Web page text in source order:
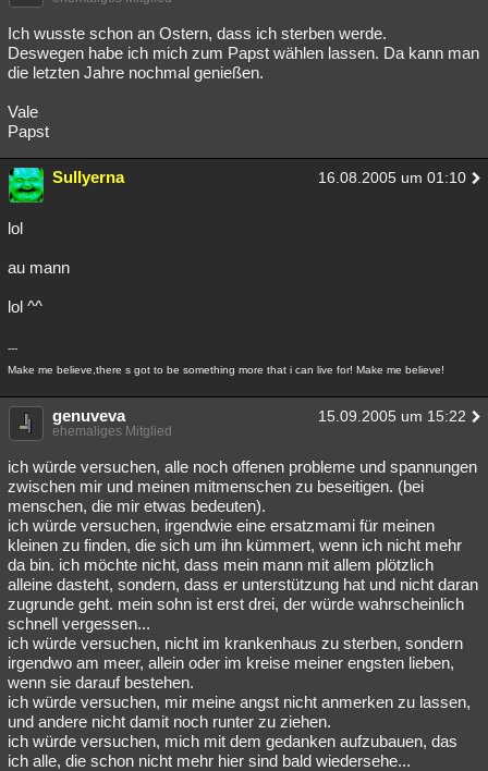
Ich wusste schon an Ostern, dass ich sterben werde.
Deswegen habe ich mich zum Papst wählen lassen. Da kann man
die letzten Jahre nochmal genießen.
Vale
Papst
Sullyerna 16.08.2005 um 01:10
lol
au mann
lol ^^
---
Make me believe,there s got to be something more that i can live for! Make me believe!
genuveva 15.09.2005 um 15:22
ehemaliges Mitglied
ich würde versuchen, alle noch offenen probleme und spannungen
zwischen mir und meinen mitmenschen zu beseitigen. (bei
menschen, die mir etwas bedeuten).
ich würde versuchen, irgendwie eine ersatzmami für meinen
kleinen zu finden, die sich um ihn kümmert, wenn ich nicht mehr
da bin. ich möchte nicht, dass mein mann mit allem plötzlich
alleine dasteht, sondern, dass er unterstützung hat und nicht daran
zugrunde geht. mein sohn ist erst drei, der würde wahrscheinlich
schnell vergessen...
ich würde versuchen, nicht im krankenhaus zu sterben, sondern
irgendwo am meer, allein oder im kreise meiner engsten lieben,
wenn sie darauf bestehen.
ich würde versuchen, mir meine angst nicht anmerken zu lassen,
und andere nicht damit noch runter zu ziehen.
ich würde versuchen, mich mit dem gedanken aufzubauen, das
ich alle, die schon nicht mehr hier sind bald wiedersehe...